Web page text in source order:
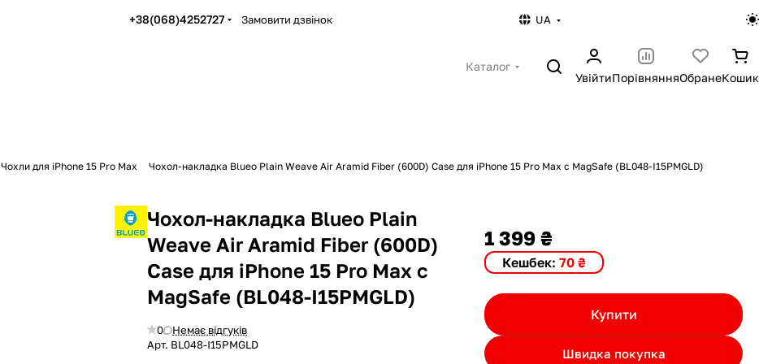
+38(068)4252727 Замовити дзвінок UA
Каталог
УвійтиПорівнянняОбранеКошик
Чохли для iPhone 15 Pro Max Чохол-накладка Blueo Plain Weave Air Aramid Fiber (600D) Case для iPhone 15 Pro Max с MagSafe (BL048-I15PMGLD)
Чохол-накладка Blueo Plain
Weave Air Aramid Fiber (600D)
Case для iPhone 15 Pro Max с
MagSafe (BL048-I15PMGLD)
0
Немає відгуків
Арт. BL048-I15PMGLD
1 399 ₴
Кешбек: 70 ₴
Купити
Швидка покупка